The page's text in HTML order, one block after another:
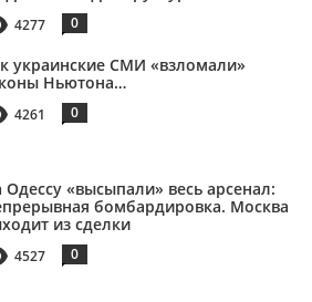
4277 0
украинские СМИ «взломали»
Ньютона…
4261 0
Одессу «высыпали» весь арсенал:
бомбардировка. Москва
из сделки
4527 0